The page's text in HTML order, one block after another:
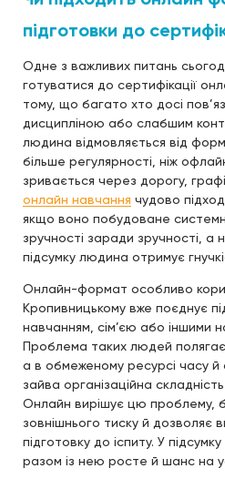
підготовки до
Одне з важливих питань
готуватися до сертифікації
тому, що багато хто досі
дисципліною або слабшим
людина відмовляється від
більше регулярності, ніж
зривається через дорогу,
онлайн навчання чудово
якщо воно побудоване
зручності заради зручності, а
підсумку людина отримує
Онлайн-формат особливо
Кропивницькому вже поєднує
навчанням, сім’єю або іншими
Проблема таких людей полягає
а в обмеженому ресурсі часу й
зайва організаційна
Онлайн вирішує цю проблему,
зовнішнього тиску й дозволяє
підготовку до іспиту. У
разом із нею росте й шанс на